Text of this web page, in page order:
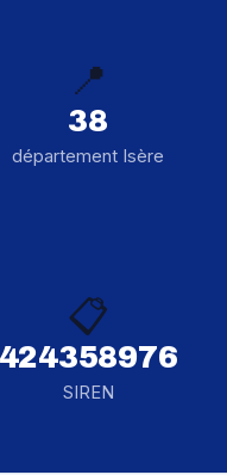
📍
38
département Isère
📋
424358976
SIREN